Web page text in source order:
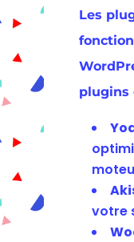
Les
plugins
votre